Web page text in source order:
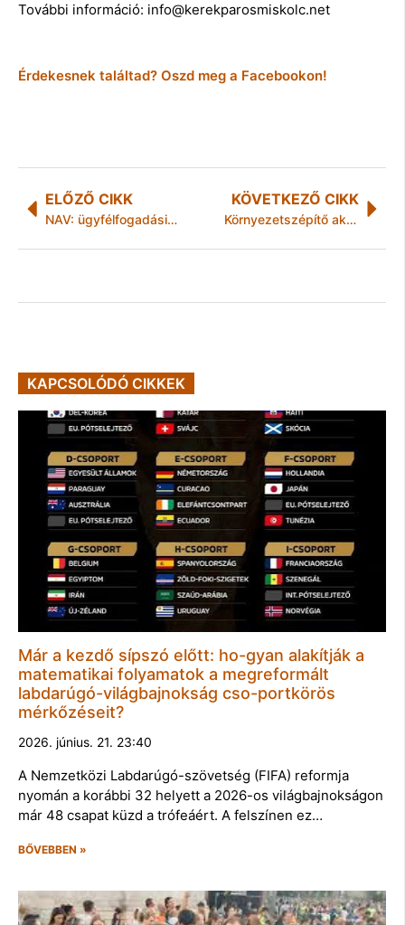
További információ: info@kerekparosmiskolc.net
Érdekesnek találtad? Oszd meg a Facebookon!
ELŐZŐ CIKK
NAV: ügyfélfogadási rend változás a munkaszüneti napokon!
KÖVETKEZŐ CIKK
Környezetszépítő akció az újkazinci városrészen
KAPCSOLÓDÓ CIKKEK
Már a kezdő sípszó előtt: ho-gyan alakítják a
matematikai folyamatok a megreformált
labdarúgó-világbajnokság cso-portkörös
mérkőzéseit?
2026. június. 21. 23:40
A Nemzetközi Labdarúgó-szövetség (FIFA) reformja
nyomán a korábbi 32 helyett a 2026-os világbajnokságon
már 48 csapat küzd a trófeáért. A felszínen ez…
BŐVEBBEN »